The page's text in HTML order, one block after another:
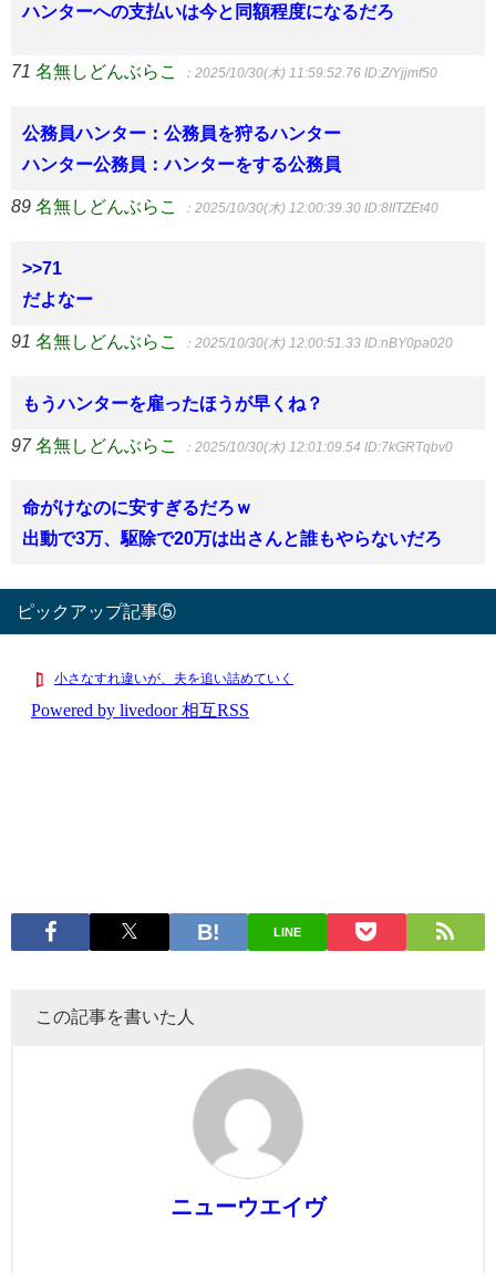
ハンターへの支払いは今と同額程度になるだろ
71 名無しどんぶらこ ：2025/10/30(木) 11:59:52.76 ID:Z/Yjjmf50
公務員ハンター：公務員を狩るハンター
ハンター公務員：ハンターをする公務員
89 名無しどんぶらこ ：2025/10/30(木) 12:00:39.30 ID:8IITZEt40
>>71
だよなー
91 名無しどんぶらこ ：2025/10/30(木) 12:00:51.33 ID:nBY0pa020
もうハンターを雇ったほうが早くね？
97 名無しどんぶらこ ：2025/10/30(木) 12:01:09.54 ID:7kGRTqbv0
命がけなのに安すぎるだろｗ
出動で3万、駆除で20万は出さんと誰もやらないだろ
ピックアップ記事⑤
LINE
この記事を書いた人
ニューウエイヴ